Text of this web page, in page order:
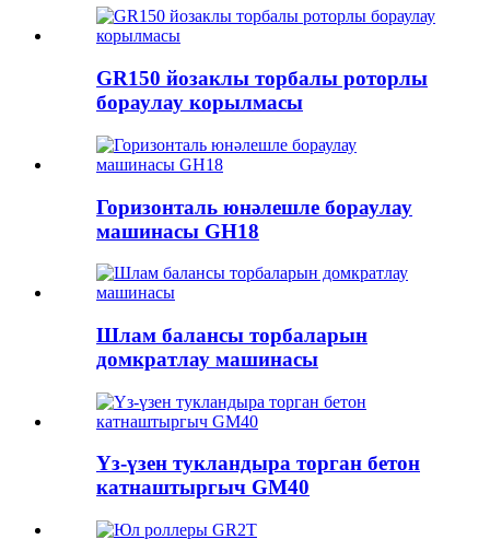
GR150 йозаклы торбалы роторлы
бораулау корылмасы
Горизонталь юнәлешле бораулау
машинасы GH18
Шлам балансы торбаларын
домкратлау машинасы
Үз-үзен тукландыра торган бетон
катнаштыргыч GM40